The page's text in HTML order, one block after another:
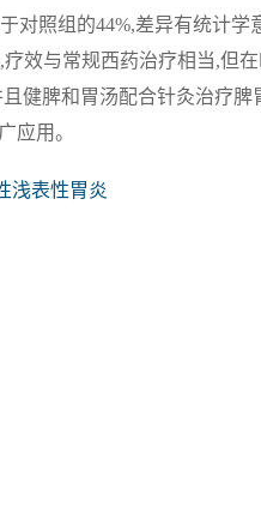
对照组的44%,差异有统计学
效与常规西药治疗相当,但
健脾和胃汤配合针灸治疗
应用。
浅表性胃炎